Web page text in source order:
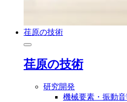
荏原の技術
荏原の技術
研究開発
機械要素・振動